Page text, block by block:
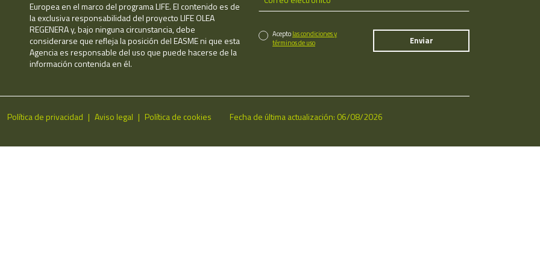
Europea en el marco del programa LIFE. El contenido es de
la exclusiva responsabilidad del proyecto LIFE OLEA
REGENERA y, bajo ninguna circunstancia, debe
considerarse que refleja la posición del EASME ni que esta
Agencia es responsable del uso que puede hacerse de la
información contenida en él.
Aceptolas condiciones y
términos de uso
Política de privacidad Aviso legal Política de cookies Fecha de última actualización: 06/08/2026